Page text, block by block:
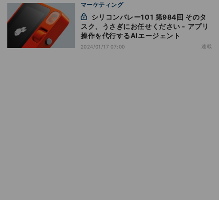
マーケティング
スク、うさぎにお任せください - アプリ
操作を代行するAIエージェント
2024/01/17 07:00 連載